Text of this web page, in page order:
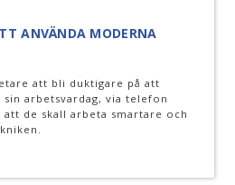
ANVÄNDA MODERNA
att bli duktigare på att
sin arbetsvardag, via telefon
de skall arbeta smartare och